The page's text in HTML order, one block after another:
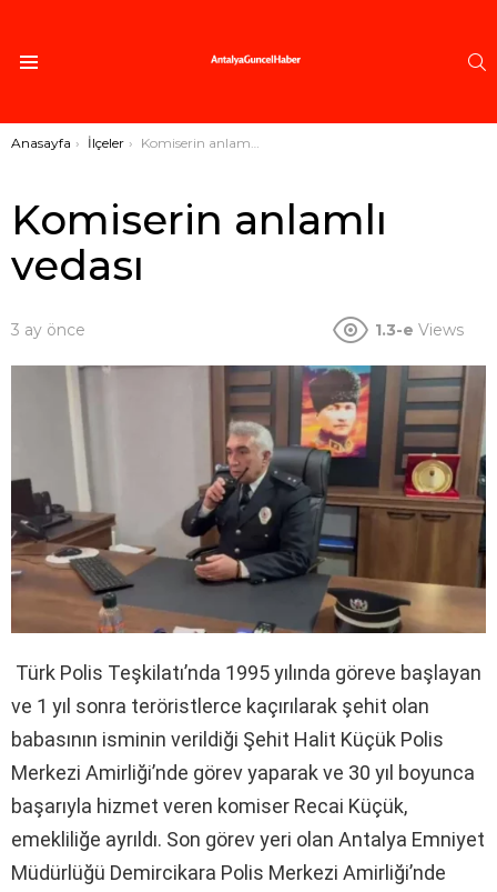
Buradasınız:
Anasayfa İlçeler Komiserin anlamlı vedası
Komiserin anlamlı
vedası
3 ay önce 1.3-e Views
Türk Polis Teşkilatı’nda 1995 yılında göreve başlayan
ve 1 yıl sonra teröristlerce kaçırılarak şehit olan
babasının isminin verildiği Şehit Halit Küçük Polis
Merkezi Amirliği’nde görev yaparak ve 30 yıl boyunca
başarıyla hizmet veren komiser Recai Küçük,
emekliliğe ayrıldı. Son görev yeri olan Antalya Emniyet
Müdürlüğü Demircikara Polis Merkezi Amirliği’nde